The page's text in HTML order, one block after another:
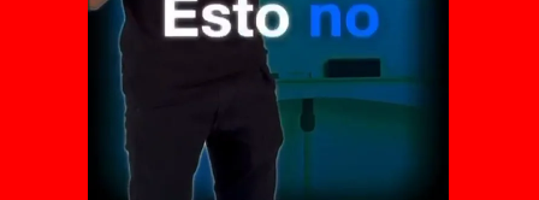
DeDinero
Confabulario
Aviso Oportuno